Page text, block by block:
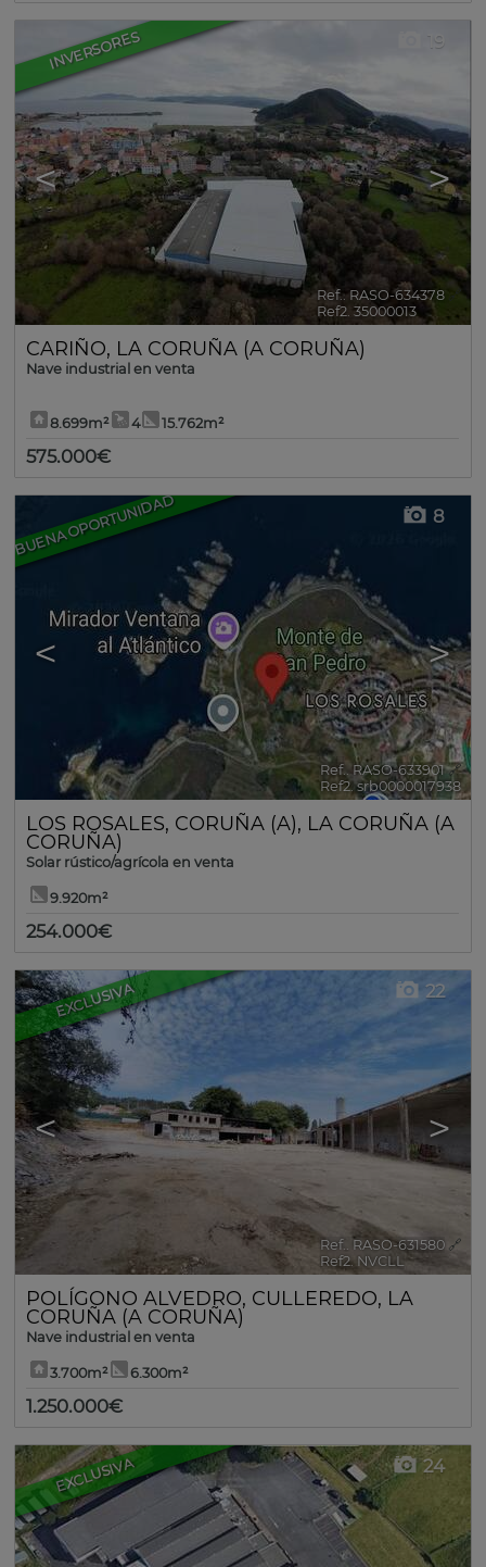
INVERSORES
< >
19
Ref.. RASO-634378 🔗
Ref2. 35000013
CARIÑO, LA CORUÑA (A CORUÑA)
Nave industrial en venta
8.699m² 4 15.762m²
575.000€
BUENA OPORTUNIDAD
< >
8
Ref.. RASO-633901 🔗
Ref2. srb0000017938
LOS ROSALES, CORUÑA (A), LA CORUÑA (A
CORUÑA)
Solar rústico/agrícola en venta
9.920m²
254.000€
EXCLUSIVA
< >
22
Ref.. RASO-631580 🔗
Ref2. NVCLL
POLÍGONO ALVEDRO, CULLEREDO, LA
CORUÑA (A CORUÑA)
Nave industrial en venta
3.700m² 6.300m²
1.250.000€
EXCLUSIVA 24